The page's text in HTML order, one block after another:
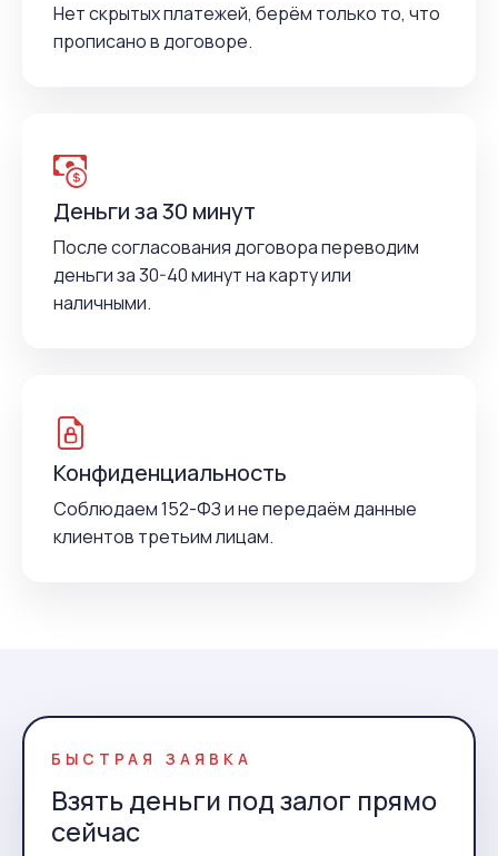
Нет скрытых платежей, берём только то, что
прописано в договоре.
Деньги за 30 минут
После согласования договора переводим
деньги за 30-40 минут на карту или
наличными.
Конфиденциальность
Соблюдаем 152-ФЗ и не передаём данные
клиентов третьим лицам.
БЫСТРАЯ ЗАЯВКА
Взять деньги под залог прямо
сейчас